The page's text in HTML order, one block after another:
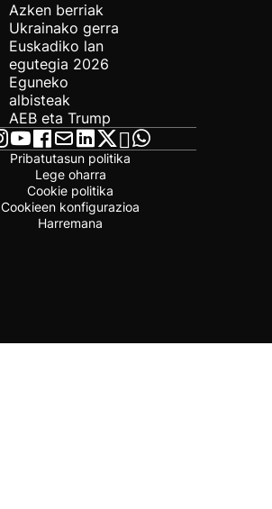
Azken berriak
Ukrainako gerra
Euskadiko lan
egutegia 2026
Eguneko
albisteak
AEB eta Trump
Pribatutasun politika
Lege oharra
Cookie politika
Cookieen konfigurazioa
Harremana